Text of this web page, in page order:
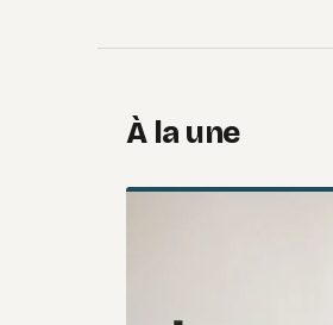
À la une